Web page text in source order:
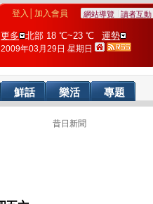
登入 加入會員 網站導覽 讀者互動
更多 北部 18 ℃~23 ℃ 運勢
2009年03月29日 星期日
鮮話 樂活 專題